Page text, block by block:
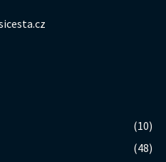
(10)
(48)